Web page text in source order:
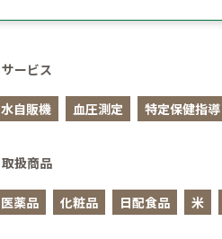
サービス
水自販機 血圧測定 特定保健指導
取扱商品
医薬品 化粧品 日配食品 米